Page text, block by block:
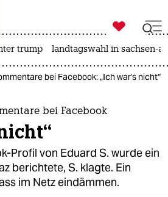
taz zahl ich
zahl ich

taz zahl ich
trump landtagswahl in sachsen-
bei Facebook: „Ich war's nicht“
bei Facebook
Profil von Eduard S. wurde ein
berichtete, S. klagte. Ein
im Netz eindämmen.